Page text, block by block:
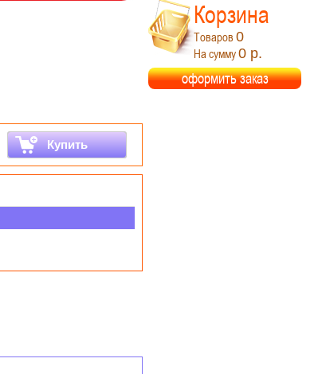
Купить
Корзина
Товаров 0
На сумму0 р.
оформить заказ